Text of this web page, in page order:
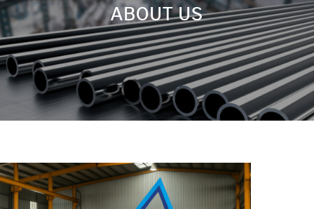
ABOUT US